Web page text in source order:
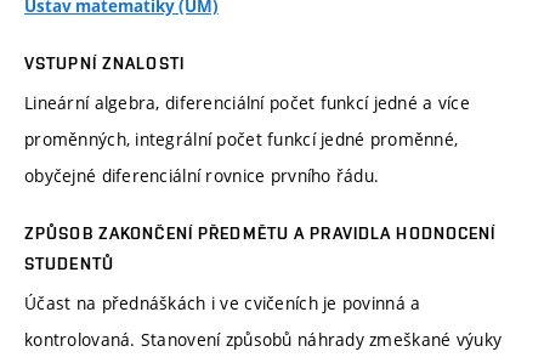
Ústav matematiky (ÚM)
VSTUPNÍ ZNALOSTI
Lineární algebra, diferenciální počet funkcí jedné a více
proměnných, integrální počet funkcí jedné proměnné,
obyčejné diferenciální rovnice prvního řádu.
ZPŮSOB ZAKONČENÍ PŘEDMĚTU A PRAVIDLA HODNOCENÍ
STUDENTŮ
Účast na přednáškách i ve cvičeních je povinná a
kontrolovaná. Stanovení způsobů náhrady zmeškané výuky